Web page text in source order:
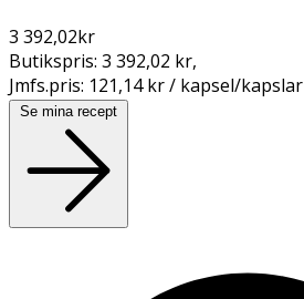
3 392,02kr
Butikspris: 3 392,02 kr,
Jmfs.pris: 121,14 kr / kapsel/kapslar
Se mina recept